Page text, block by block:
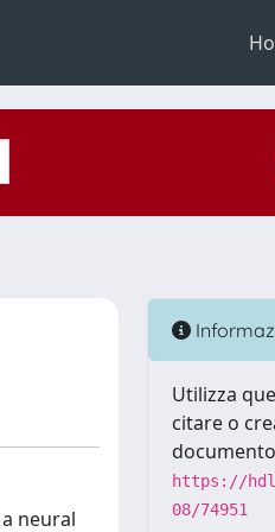
neural
Utilizza
citare o
https://
08/74951